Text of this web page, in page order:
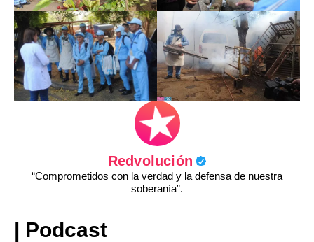
Redvolución
“Comprometidos con la verdad y la defensa de nuestra
soberanía”.
| Podcast